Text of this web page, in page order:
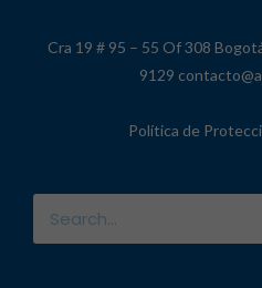
Cra 19 # 95 – 55 Of 308
9129
Política de